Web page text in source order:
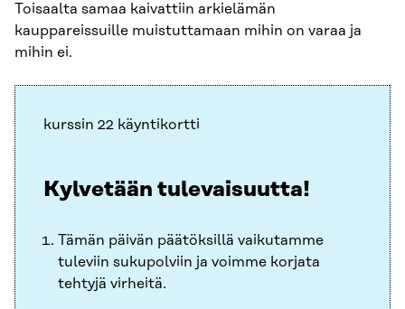
Toisaalta samaa kaivattiin arkielämän
kauppareissuille muistuttamaan mihin on varaa ja
mihin ei.
kurssin 22 käyntikortti
Kylvetään tulevaisuutta!
Tämän päivän päätöksillä vaikutamme
tuleviin sukupolviin ja voimme korjata
tehtyjä virheitä.